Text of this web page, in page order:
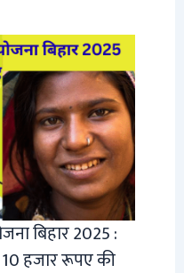
बिहार 2025 :
हजार रूपए की